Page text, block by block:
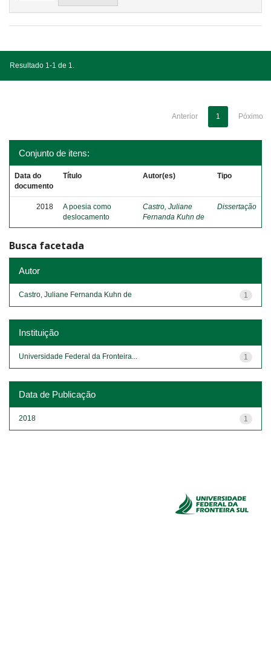
Resultado 1-1 de 1.
Anterior 1 Póximo
Conjunto de itens:
Data do
documento
Título Autor(es) Tipo
2018
A poesia como
deslocamento
Castro, Juliane
Fernanda Kuhn de
Dissertação
Busca facetada
Autor
1
Castro, Juliane Fernanda Kuhn de
Instituição
1
Universidade Federal da Fronteira...
Data de Publicação
1
2018